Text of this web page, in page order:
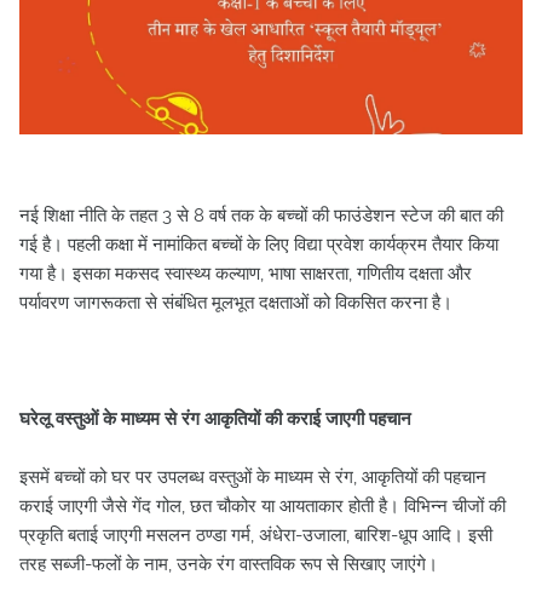
नई शिक्षा नीति के तहत 3 से 8 वर्ष तक के बच्चों की फाउंडेशन स्टेज की बात की
गई है। पहली कक्षा में नामांकित बच्चों के लिए विद्या प्रवेश कार्यक्रम तैयार किया
गया है। इसका मकसद स्वास्थ्य कल्याण, भाषा साक्षरता, गणितीय दक्षता और
पर्यावरण जागरूकता से संबंधित मूलभूत दक्षताओं को विकसित करना है।
घरेलू वस्तुओं के माध्यम से रंग आकृतियों की कराई जाएगी पहचान
इसमें बच्चों को घर पर उपलब्ध वस्तुओं के माध्यम से रंग, आकृतियों की पहचान
कराई जाएगी जैसे गेंद गोल, छत चौकोर या आयताकार होती है। विभिन्न चीजों की
प्रकृति बताई जाएगी मसलन ठण्डा गर्म, अंधेरा-उजाला, बारिश-धूप आदि। इसी
तरह सब्जी-फलों के नाम, उनके रंग वास्तविक रूप से सिखाए जाएंगे।